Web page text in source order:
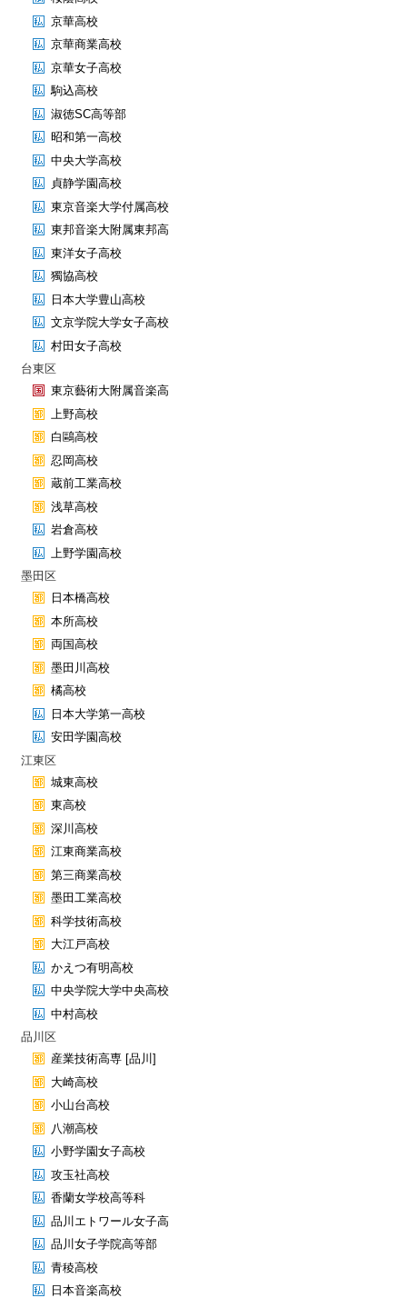
京華高校
京華商業高校
京華女子高校
駒込高校
淑徳SC高等部
昭和第一高校
中央大学高校
貞静学園高校
東京音楽大学付属高校
東邦音楽大附属東邦高
東洋女子高校
獨協高校
日本大学豊山高校
文京学院大学女子高校
村田女子高校
台東区
東京藝術大附属音楽高
上野高校
白鷗高校
忍岡高校
蔵前工業高校
浅草高校
岩倉高校
上野学園高校
墨田区
日本橋高校
本所高校
両国高校
墨田川高校
橘高校
日本大学第一高校
安田学園高校
江東区
城東高校
東高校
深川高校
江東商業高校
第三商業高校
墨田工業高校
科学技術高校
大江戸高校
かえつ有明高校
中央学院大学中央高校
中村高校
品川区
産業技術高専 [品川]
大崎高校
小山台高校
八潮高校
小野学園女子高校
攻玉社高校
香蘭女学校高等科
品川エトワール女子高
品川女子学院高等部
青稜高校
日本音楽高校